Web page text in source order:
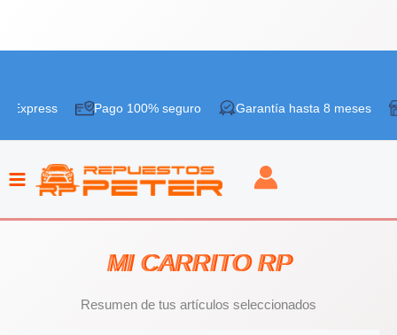
contenido
Express Pago 100% seguro Garantía hasta 8 meses
MI CARRITO RP
Resumen de tus artículos seleccionados